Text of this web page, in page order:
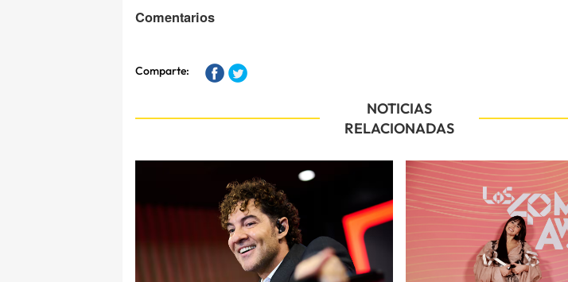
Comentarios
Comparte:
NOTICIAS
RELACIONADAS